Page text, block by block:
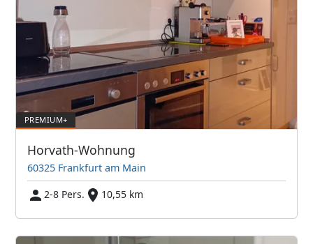
Horvath-Wohnung
60325 Frankfurt am Main
2-8 Pers.
10,55 km